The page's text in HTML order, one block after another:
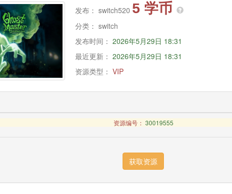
发布： switch520 5 学币
分类： switch
发布时间： 2026年5月29日 18:31
最近更新： 2026年5月29日 18:31
资源类型： VIP
资源编号： 30019555